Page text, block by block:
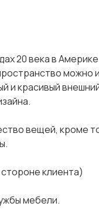
20 века в
можно
и красивый
вещей, кроме
клиента)
мебели.